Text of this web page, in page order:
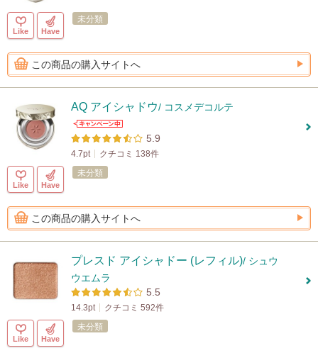
Like Have
未分類
この商品の購入サイトへ
AQ アイシャドウ/ コスメデコルテ
5.9
4.7pt クチコミ 138件
Like Have
未分類
この商品の購入サイトへ
プレスド アイシャドー (レフィル)/ シュウ
ウエムラ
5.5
14.3pt クチコミ 592件
Like Have
未分類